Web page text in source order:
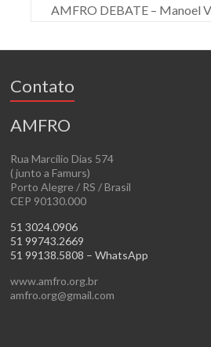
AMFRO DEBATE – Manoel
Contato
AMFRO
Rua Marcílio Dias 574
( junto a Famurs)
Porto Alegre / RS / Brasil
CEP 90130.000
51 3024.0906
51 99743.2669
51 99138.5808 – WhatsApp
www.amfro.org.br
amfro.org@gmail.com